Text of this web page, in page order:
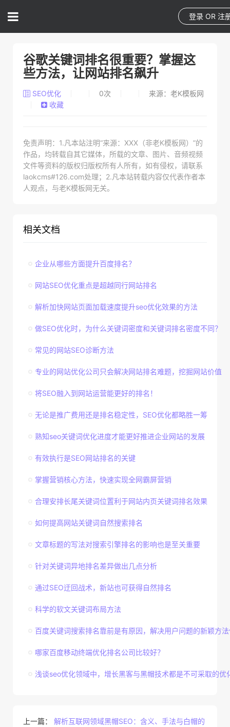
登录 OR 注
谷歌关键词排名很重要？掌握这
些方法，让网站排名飙升
SEO优化 0次
来源：老K模板网
收藏
免责声明：1.凡本站注明“来源：XXX（非老K模板网）”的
作品，均转载自其它媒体，所载的文章、图片、音频视频
文件等资料的版权归版权所有人所有，如有侵权，请联系
laokcms#126.com处理；2.凡本站转载内容仅代表作者本
人观点，与老K模板网无关。
相关文档
企业从哪些方面提升百度排名？
网站SEO优化重点是超越同行网站排名
解析加快网站页面加载速度提升seo优化效果的方法
做SEO优化时，为什么关键词密度和关键词排名密度不同？
常见的网站SEO诊断方法
专业的网站优化公司只会解决网站排名难题，挖掘网站价值
将SEO融入到网站运营能更好的排名！
无论是推广费用还是排名稳定性，SEO优化都略胜一筹
熟知seo关键词优化进度才能更好推进企业网站的发展
有效执行是SEO网站排名的关键
掌握营销核心方法，快速实现全网霸屏营销
合理安排长尾关键词位置利于网站内页关键词排名效果
如何提高网站关键词自然搜索排名
文章标题的写法对搜索引擎排名的影响也是至关重要
针对关键词异地排名差异做出几点分析
通过SEO迂回战术，新站也可获得自然排名
科学的软文关键词布局方法
百度关键词搜索排名靠前是有原因，解决用户问题的新颖方
哪家百度移动终端优化排名公司比较好？
浅谈seo优化领域中，增长黑客与黑帽技术都是不可采取的优
上一篇： 解析互联网领域黑帽SEO：含义、手法与白帽的